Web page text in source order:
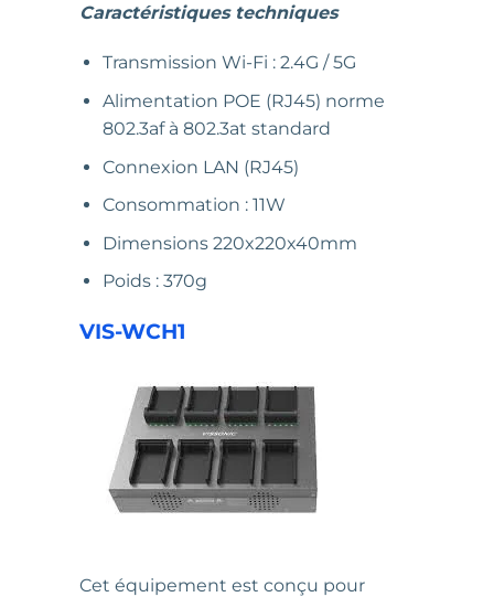
Caractéristiques techniques
Transmission Wi-Fi : 2.4G / 5G
Alimentation POE (RJ45) norme
802.3af à 802.3at standard
Connexion LAN (RJ45)
Consommation : 11W
Dimensions 220x220x40mm
Poids : 370g
VIS-WCH1
Cet équipement est conçu pour